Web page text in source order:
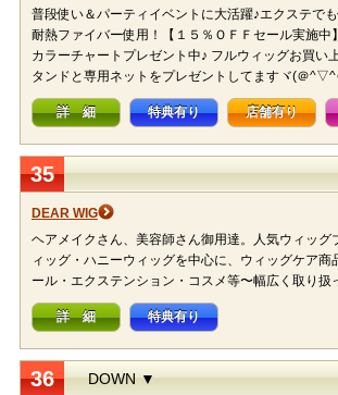
普段使い＆パーティイベントに大活躍♪エクステで
耐熱ファイバー使用！【１５％ＯＦＦセール実施中
カラーチャートプレゼント中♪ フルウィッグお買い
タンドと専用ネットをプレゼントしてますヾ(＠
詳 細 特典有り 店舗有り
35
DEAR WIG
ヘアメイクさん、美容師さん御用達。人気ウィッグ
ィッグ・ハニーウィッグを中心に、ウィッグケア商
ール・エクステンション・コスメ等〜幅広く取り扱
詳 細 特典有り
36 DOWN ▼